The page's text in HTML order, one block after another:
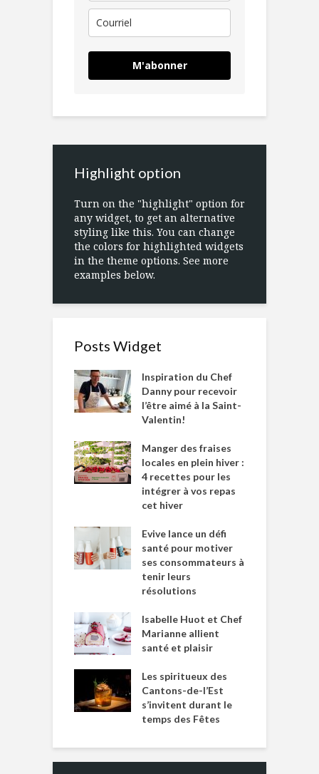
M'abonner
Highlight option
Turn on the "highlight" option for
any widget, to get an alternative
styling like this. You can change
the colors for highlighted widgets
in the theme options. See more
examples below.
Posts Widget
Inspiration du Chef
Danny pour recevoir
l’être aimé à la Saint-
Valentin!
Manger des fraises
locales en plein hiver :
4 recettes pour les
intégrer à vos repas
cet hiver
Evive lance un défi
santé pour motiver
ses consommateurs à
tenir leurs
résolutions
Isabelle Huot et Chef
Marianne allient
santé et plaisir
Les spiritueux des
Cantons-de-l’Est
s’invitent durant le
temps des Fêtes